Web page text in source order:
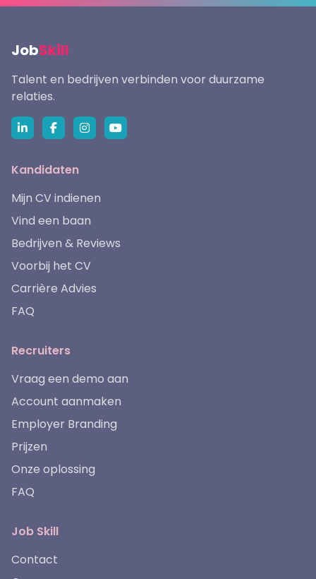
JobSkill
Talent en bedrijven verbinden voor duurzame
relaties.
Kandidaten
Mijn CV indienen
Vind een baan
Bedrijven & Reviews
Voorbij het CV
Carrière Advies
FAQ
Recruiters
Vraag een demo aan
Account aanmaken
Employer Branding
Prijzen
Onze oplossing
FAQ
Job Skill
Contact